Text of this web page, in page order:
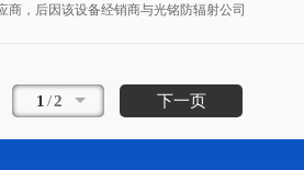
商，后因该设备经销商与光铭防辐射公司
后，立即安排销售经理到医院现场与院方
程负责人洽谈、沟通，在了解到医院目前的
1 /2 下一页